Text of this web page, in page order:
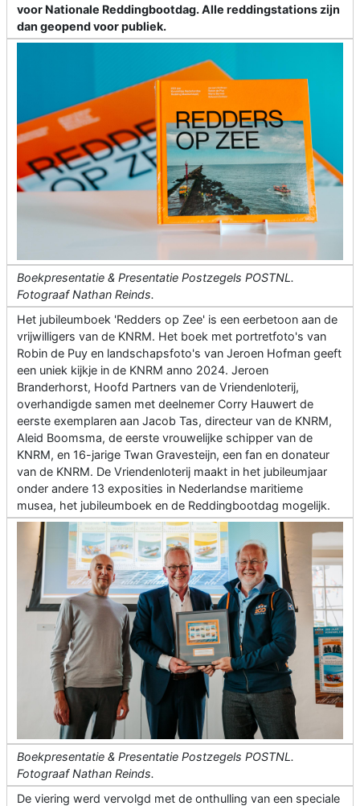
voor Nationale Reddingbootdag. Alle reddingstations zijn
dan geopend voor publiek.
Boekpresentatie & Presentatie Postzegels POSTNL.
Fotograaf Nathan Reinds.
Het jubileumboek 'Redders op Zee' is een eerbetoon aan de
vrijwilligers van de KNRM. Het boek met portretfoto's van
Robin de Puy en landschapsfoto's van Jeroen Hofman geeft
een uniek kijkje in de KNRM anno 2024. Jeroen
Branderhorst, Hoofd Partners van de Vriendenloterij,
overhandigde samen met deelnemer Corry Hauwert de
eerste exemplaren aan Jacob Tas, directeur van de KNRM,
Aleid Boomsma, de eerste vrouwelijke schipper van de
KNRM, en 16-jarige Twan Gravesteijn, een fan en donateur
van de KNRM. De Vriendenloterij maakt in het jubileumjaar
onder andere 13 exposities in Nederlandse maritieme
musea, het jubileumboek en de Reddingbootdag mogelijk.
Boekpresentatie & Presentatie Postzegels POSTNL.
Fotograaf Nathan Reinds.
De viering werd vervolgd met de onthulling van een speciale